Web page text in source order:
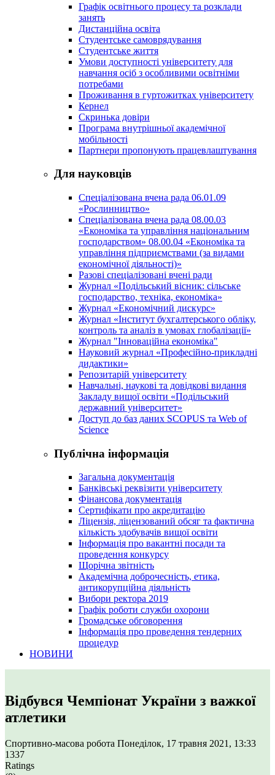
Графік освітнього процесу та розклади
занять
Дистанційна освіта
Студентське самоврядування
Студентське життя
Умови доступності університету для
навчання осіб з особливими освітніми
потребами
Проживання в гуртожитках університету
Кернел
Скринька довіри
Програма внутрішньої академічної
мобільності
Партнери пропонують працевлаштування
Для науковців
Спеціалізована вчена рада 06.01.09
«Рослинництво»
Спеціалізована вчена рада 08.00.03
«Економіка та управління національним
господарством» 08.00.04 «Економіка та
управління підприємствами (за видами
економічної діяльності)»
Разові спеціалізовані вчені ради
Журнал «Подільський вісник: сільське
господарство, техніка, економіка»
Журнал «Економічний дискурс»
Журнал «Інститут бухгалтерського обліку,
контроль та аналіз в умовах глобалізації»
Журнал "Інноваційна економіка"
Науковий журнал «Професійно-прикладні
дидактики»
Репозитарій університету
Навчальні, наукові та довідкові видання
Закладу вищої освіти «Подільський
державний університет»
Доступ до баз даних SCOPUS та Web of
Science
Публічна інформація
Загальна документація
Банківські реквізити університету
Фінансова документація
Сертифікати про акредитацію
Ліцензія, ліцензований обсяг та фактична
кількість здобувачів вищої освіти
Інформація про вакантні посади та
проведення конкурсу
Щорічна звітність
Академічна доброчесність, етика,
антикорупційна діяльність
Вибори ректора 2019
Графік роботи служби охорони
Громадське обговорення
Інформація про проведення тендерних
процедур
НОВИНИ
Відбувся Чемпіонат України з важкої
атлетики
Спортивно-масова робота Понеділок, 17 травня 2021, 13:33
1337
Ratings